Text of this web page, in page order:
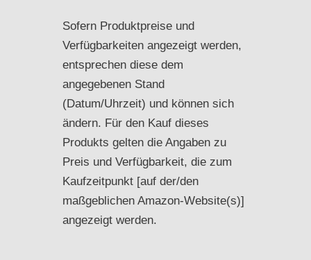
Sofern Produktpreise und
Verfügbarkeiten angezeigt werden,
entsprechen diese dem
angegebenen Stand
(Datum/Uhrzeit) und können sich
ändern. Für den Kauf dieses
Produkts gelten die Angaben zu
Preis und Verfügbarkeit, die zum
Kaufzeitpunkt [auf der/den
maßgeblichen Amazon-Website(s)]
angezeigt werden.